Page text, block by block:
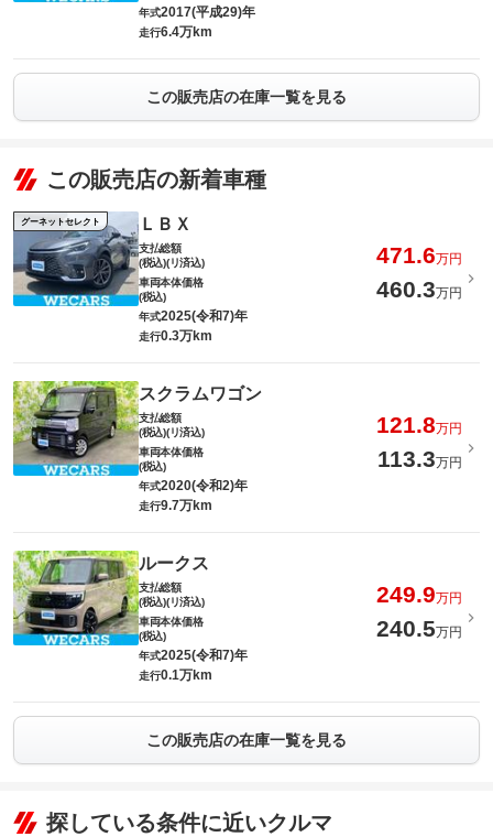
年式2017(平成29)年
走行6.4万km
この販売店の在庫一覧を見る
この販売店の新着車種
グーネットセレクト ＬＢＸ
支払総額
(税込)(リ済込)
471.6万円
車両本体価格
(税込)
460.3万円
年式2025(令和7)年
走行0.3万km
スクラムワゴン
支払総額
(税込)(リ済込)
121.8万円
車両本体価格
(税込)
113.3万円
年式2020(令和2)年
走行9.7万km
ルークス
支払総額
(税込)(リ済込)
249.9万円
車両本体価格
(税込)
240.5万円
年式2025(令和7)年
走行0.1万km
この販売店の在庫一覧を見る
探している条件に近いクルマ